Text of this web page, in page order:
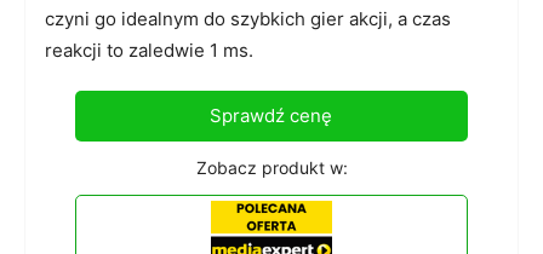
czyni go idealnym do szybkich gier akcji, a czas
reakcji to zaledwie 1 ms.
Sprawdź cenę
Zobacz produkt w: